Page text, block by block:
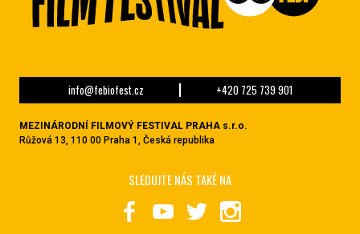
info@febiofest.cz +420 725 739 901
MEZINÁRODNÍ FILMOVÝ FESTIVAL PRAHA s.r.o.
Růžová 13, 110 00 Praha 1, Česká republika
SLEDUJTE NÁS TAKÉ NA